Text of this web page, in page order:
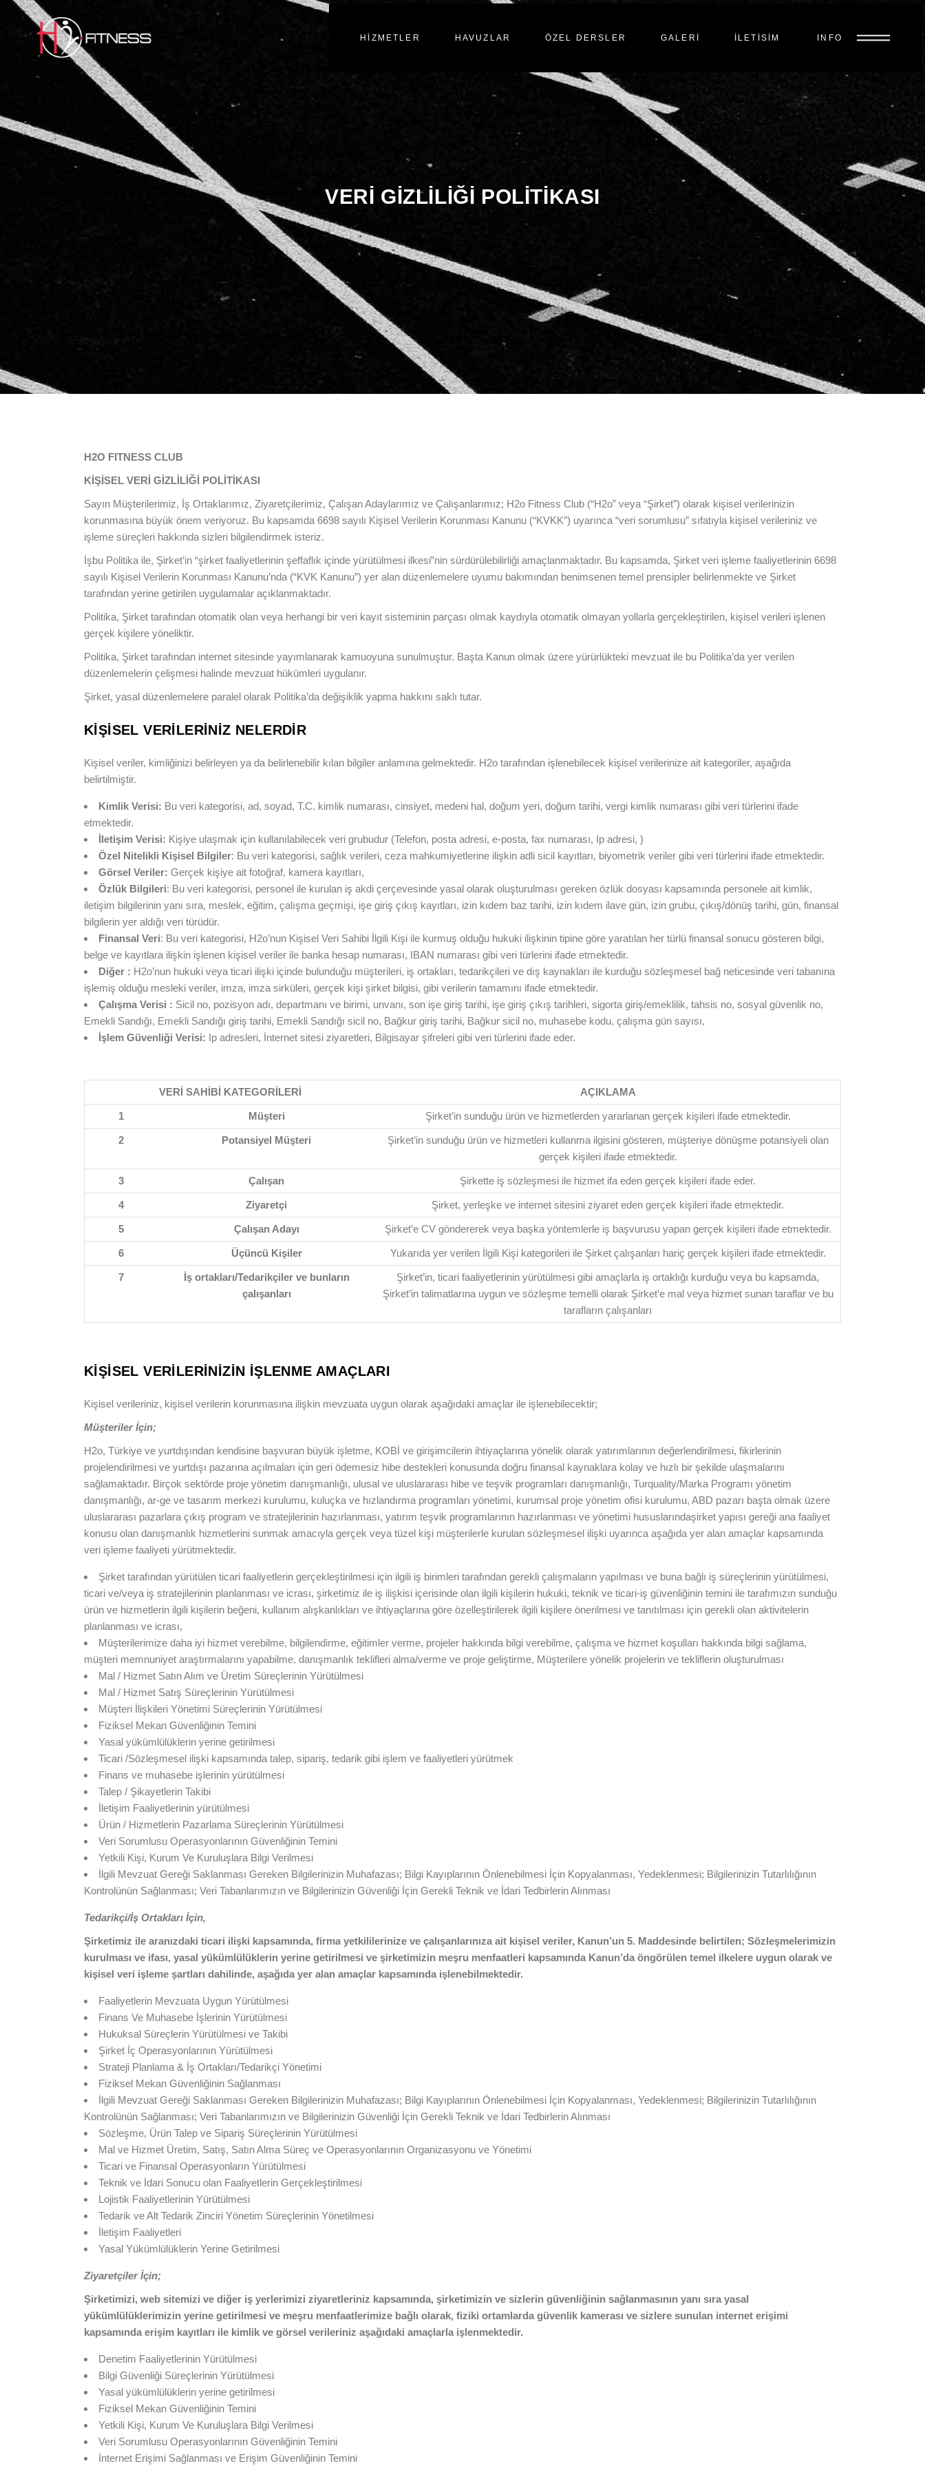
HIZMETLER HAVUZLAR ÖZEL DERSLER GALERI İLETISIM INFO
VERI GIZLILIĞI POLITIKASI
H2O FITNESS CLUB
KİŞİSEL VERİ GİZLİLİĞİ POLİTİKASI
Sayın Müşterilerimiz, İş Ortaklarımız, Ziyaretçilerimiz, Çalışan Adaylarımız ve Çalışanlarımız; H2o Fitness Club (“H2o” veya “Şirket”) olarak kişisel verilerinizin
korunmasına büyük önem veriyoruz. Bu kapsamda 6698 sayılı Kişisel Verilerin Korunması Kanunu (“KVKK”) uyarınca “veri sorumlusu” sıfatıyla kişisel verileriniz ve
işleme süreçleri hakkında sizleri bilgilendirmek isteriz.
İşbu Politika ile, Şirket’in “şirket faaliyetlerinin şeffaflık içinde yürütülmesi ilkesi”nin sürdürülebilirliği amaçlanmaktadır. Bu kapsamda, Şirket veri işleme faaliyetlerinin 6698
sayılı Kişisel Verilerin Korunması Kanunu’nda (“KVK Kanunu”) yer alan düzenlemelere uyumu bakımından benimsenen temel prensipler belirlenmekte ve Şirket
tarafından yerine getirilen uygulamalar açıklanmaktadır.
Politika, Şirket tarafından otomatik olan veya herhangi bir veri kayıt sisteminin parçası olmak kaydıyla otomatik olmayan yollarla gerçekleştirilen, kişisel verileri işlenen
gerçek kişilere yöneliktir.
Politika, Şirket tarafından internet sitesinde yayımlanarak kamuoyuna sunulmuştur. Başta Kanun olmak üzere yürürlükteki mevzuat ile bu Politika’da yer verilen
düzenlemelerin çelişmesi halinde mevzuat hükümleri uygulanır.
Şirket, yasal düzenlemelere paralel olarak Politika’da değişiklik yapma hakkını saklı tutar.
KİŞİSEL VERİLERİNİZ NELERDİR
Kişisel veriler, kimliğinizi belirleyen ya da belirlenebilir kılan bilgiler anlamına gelmektedir. H2o tarafından işlenebilecek kişisel verilerinize ait kategoriler, aşağıda
belirtilmiştir.
Kimlik Verisi: Bu veri kategorisi, ad, soyad, T.C. kimlik numarası, cinsiyet, medeni hal, doğum yeri, doğum tarihi, vergi kimlik numarası gibi veri türlerini ifade
etmektedir.
İletişim Verisi: Kişiye ulaşmak için kullanılabilecek veri grubudur (Telefon, posta adresi, e-posta, fax numarası, Ip adresi, )
Özel Nitelikli Kişisel Bilgiler: Bu veri kategorisi, sağlık verileri, ceza mahkumiyetlerine ilişkin adli sicil kayıtları, biyometrik veriler gibi veri türlerini ifade etmektedir.
Görsel Veriler: Gerçek kişiye ait fotoğraf, kamera kayıtları,
Özlük Bilgileri: Bu veri kategorisi, personel ile kurulan iş akdi çerçevesinde yasal olarak oluşturulması gereken özlük dosyası kapsamında personele ait kimlik,
iletişim bilgilerinin yanı sıra, meslek, eğitim, çalışma geçmişi, işe giriş çıkış kayıtları, izin kıdem baz tarihi, izin kıdem ilave gün, izin grubu, çıkış/dönüş tarihi, gün, finansal
bilgilerin yer aldığı veri türüdür.
Finansal Veri: Bu veri kategorisi, H2o’nun Kişisel Veri Sahibi İlgili Kişi ile kurmuş olduğu hukuki ilişkinin tipine göre yaratılan her türlü finansal sonucu gösteren bilgi,
belge ve kayıtlara ilişkin işlenen kişisel veriler ile banka hesap numarası, IBAN numarası gibi veri türlerini ifade etmektedir.
Diğer : H2o’nun hukuki veya ticari ilişki içinde bulunduğu müşterileri, iş ortakları, tedarikçileri ve dış kaynakları ile kurduğu sözleşmesel bağ neticesinde veri tabanına
işlemiş olduğu mesleki veriler, imza, imza sirküleri, gerçek kişi şirket bilgisi, gibi verilerin tamamını ifade etmektedir.
Çalışma Verisi : Sicil no, pozisyon adı, departmanı ve birimi, unvanı, son işe giriş tarihi, işe giriş çıkış tarihleri, sigorta giriş/emeklilik, tahsis no, sosyal güvenlik no,
Emekli Sandığı, Emekli Sandığı giriş tarihi, Emekli Sandığı sicil no, Bağkur giriş tarihi, Bağkur sicil no, muhasebe kodu, çalışma gün sayısı,
İşlem Güvenliği Verisi: Ip adresleri, İnternet sitesi ziyaretleri, Bilgisayar şifreleri gibi veri türlerini ifade eder.
VERİ SAHİBİ KATEGORİLERİ AÇIKLAMA
1 Müşteri Şirket’in sunduğu ürün ve hizmetlerden yararlanan gerçek kişileri ifade etmektedir.
2 Potansiyel Müşteri
Şirket’in sunduğu ürün ve hizmetleri kullanma ilgisini gösteren, müşteriye dönüşme potansiyeli olan
gerçek kişileri ifade etmektedir.
3 Çalışan Şirkette iş sözleşmesi ile hizmet ifa eden gerçek kişileri ifade eder.
4 Ziyaretçi Şirket, yerleşke ve internet sitesini ziyaret eden gerçek kişileri ifade etmektedir.
5 Çalışan Adayı Şirket’e CV göndererek veya başka yöntemlerle iş başvurusu yapan gerçek kişileri ifade etmektedir.
6 Üçüncü Kişiler Yukarıda yer verilen İlgili Kişi kategorileri ile Şirket çalışanları hariç gerçek kişileri ifade etmektedir.
7
İş ortakları/Tedarikçiler ve bunların
çalışanları
Şirket’in, ticari faaliyetlerinin yürütülmesi gibi amaçlarla iş ortaklığı kurduğu veya bu kapsamda,
Şirket’in talimatlarına uygun ve sözleşme temelli olarak Şirket’e mal veya hizmet sunan taraflar ve bu
tarafların çalışanları
KİŞİSEL VERİLERİNİZİN İŞLENME AMAÇLARI
Kişisel verileriniz, kişisel verilerin korunmasına ilişkin mevzuata uygun olarak aşağıdaki amaçlar ile işlenebilecektir;
Müşteriler İçin;
H2o, Türkiye ve yurtdışından kendisine başvuran büyük işletme, KOBİ ve girişimcilerin ihtiyaçlarına yönelik olarak yatırımlarının değerlendirilmesi, fikirlerinin
projelendirilmesi ve yurtdışı pazarına açılmaları için geri ödemesiz hibe destekleri konusunda doğru finansal kaynaklara kolay ve hızlı bir şekilde ulaşmalarını
sağlamaktadır. Birçok sektörde proje yönetim danışmanlığı, ulusal ve uluslararası hibe ve teşvik programları danışmanlığı, Turquality/Marka Programı yönetim
danışmanlığı, ar-ge ve tasarım merkezi kurulumu, kuluçka ve hızlandırma programları yönetimi, kurumsal proje yönetim ofisi kurulumu, ABD pazarı başta olmak üzere
uluslararası pazarlara çıkış program ve stratejilerinin hazırlanması, yatırım teşvik programlarının hazırlanması ve yönetimi hususlarındaşirket yapısı gereği ana faaliyet
konusu olan danışmanlık hizmetlerini sunmak amacıyla gerçek veya tüzel kişi müşterilerle kurulan sözleşmesel ilişki uyarınca aşağıda yer alan amaçlar kapsamında
veri işleme faaliyeti yürütmektedir.
Şirket tarafından yürütülen ticari faaliyetlerin gerçekleştirilmesi için ilgili iş birimleri tarafından gerekli çalışmaların yapılması ve buna bağlı iş süreçlerinin yürütülmesi,
ticari ve/veya iş stratejilerinin planlanması ve icrası, şirketimiz ile iş ilişkisi içerisinde olan ilgili kişilerin hukuki, teknik ve ticari-iş güvenliğinin temini ile tarafımızın sunduğu
ürün ve hizmetlerin ilgili kişilerin beğeni, kullanım alışkanlıkları ve ihtiyaçlarına göre özelleştirilerek ilgili kişilere önerilmesi ve tanıtılması için gerekli olan aktivitelerin
planlanması ve icrası,
Müşterilerimize daha iyi hizmet verebilme, bilgilendirme, eğitimler verme, projeler hakkında bilgi verebilme, çalışma ve hizmet koşulları hakkında bilgi sağlama,
müşteri memnuniyet araştırmalarını yapabilme, danışmanlık teklifleri alma/verme ve proje geliştirme, Müşterilere yönelik projelerin ve tekliflerin oluşturulması
Mal / Hizmet Satın Alım ve Üretim Süreçlerinin Yürütülmesi
Mal / Hizmet Satış Süreçlerinin Yürütülmesi
Müşteri İlişkileri Yönetimi Süreçlerinin Yürütülmesi
Fiziksel Mekan Güvenliğinin Temini
Yasal yükümlülüklerin yerine getirilmesi
Ticari /Sözleşmesel ilişki kapsamında talep, sipariş, tedarik gibi işlem ve faaliyetleri yürütmek
Finans ve muhasebe işlerinin yürütülmesi
Talep / Şikayetlerin Takibi
İletişim Faaliyetlerinin yürütülmesi
Ürün / Hizmetlerin Pazarlama Süreçlerinin Yürütülmesi
Veri Sorumlusu Operasyonlarının Güvenliğinin Temini
Yetkili Kişi, Kurum Ve Kuruluşlara Bilgi Verilmesi
İlgili Mevzuat Gereği Saklanması Gereken Bilgilerinizin Muhafazası; Bilgi Kayıplarının Önlenebilmesi İçin Kopyalanması, Yedeklenmesi; Bilgilerinizin Tutarlılığının
Kontrolünün Sağlanması; Veri Tabanlarımızın ve Bilgilerinizin Güvenliği İçin Gerekli Teknik ve İdari Tedbirlerin Alınması
Tedarikçi/İş Ortakları İçin,
Şirketimiz ile aranızdaki ticari ilişki kapsamında, firma yetkililerinize ve çalışanlarınıza ait kişisel veriler, Kanun’un 5. Maddesinde belirtilen; Sözleşmelerimizin
kurulması ve ifası, yasal yükümlülüklerin yerine getirilmesi ve şirketimizin meşru menfaatleri kapsamında Kanun’da öngörülen temel ilkelere uygun olarak ve
kişisel veri işleme şartları dahilinde, aşağıda yer alan amaçlar kapsamında işlenebilmektedir.
Faaliyetlerin Mevzuata Uygun Yürütülmesi
Finans Ve Muhasebe İşlerinin Yürütülmesi
Hukuksal Süreçlerin Yürütülmesi ve Takibi
Şirket İç Operasyonlarının Yürütülmesi
Strateji Planlama & İş Ortakları/Tedarikçi Yönetimi
Fiziksel Mekan Güvenliğinin Sağlanması
İlgili Mevzuat Gereği Saklanması Gereken Bilgilerinizin Muhafazası; Bilgi Kayıplarının Önlenebilmesi İçin Kopyalanması, Yedeklenmesi; Bilgilerinizin Tutarlılığının
Kontrolünün Sağlanması; Veri Tabanlarımızın ve Bilgilerinizin Güvenliği İçin Gerekli Teknik ve İdari Tedbirlerin Alınması
Sözleşme, Ürün Talep ve Sipariş Süreçlerinin Yürütülmesi
Mal ve Hizmet Üretim, Satış, Satın Alma Süreç ve Operasyonlarının Organizasyonu ve Yönetimi
Ticari ve Finansal Operasyonların Yürütülmesi
Teknik ve İdari Sonucu olan Faaliyetlerin Gerçekleştirilmesi
Lojistik Faaliyetlerinin Yürütülmesi
Tedarik ve Alt Tedarik Zinciri Yönetim Süreçlerinin Yönetilmesi
İletişim Faaliyetleri
Yasal Yükümlülüklerin Yerine Getirilmesi
Ziyaretçiler İçin;
Şirketimizi, web sitemizi ve diğer iş yerlerimizi ziyaretleriniz kapsamında, şirketimizin ve sizlerin güvenliğinin sağlanmasının yanı sıra yasal
yükümlülüklerimizin yerine getirilmesi ve meşru menfaatlerimize bağlı olarak, fiziki ortamlarda güvenlik kamerası ve sizlere sunulan internet erişimi
kapsamında erişim kayıtları ile kimlik ve görsel verileriniz aşağıdaki amaçlarla işlenmektedir.
Denetim Faaliyetlerinin Yürütülmesi
Bilgi Güvenliği Süreçlerinin Yürütülmesi
Yasal yükümlülüklerin yerine getirilmesi
Fiziksel Mekan Güvenliğinin Temini
Yetkili Kişi, Kurum Ve Kuruluşlara Bilgi Verilmesi
Veri Sorumlusu Operasyonlarının Güvenliğinin Temini
İnternet Erişimi Sağlanması ve Erişim Güvenliğinin Temini